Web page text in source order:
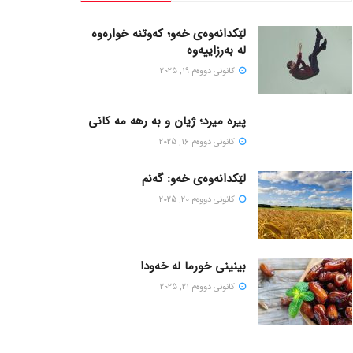
لێکدانەوەی خەو؛ کەوتنە خوارەوە
لە بەرزاییەوە
كانونی دووه‌م 19, 2025
پیره میرد؛ ژیان و به رهه مه کانی
كانونی دووه‌م 16, 2025
لێکدانەوەی خەو: گەنم
كانونی دووه‌م 20, 2025
بینینی خورما لە خەودا
كانونی دووه‌م 21, 2025